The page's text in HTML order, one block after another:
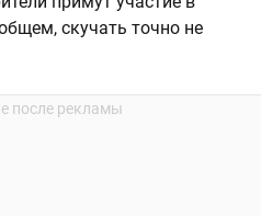
скучать точно не